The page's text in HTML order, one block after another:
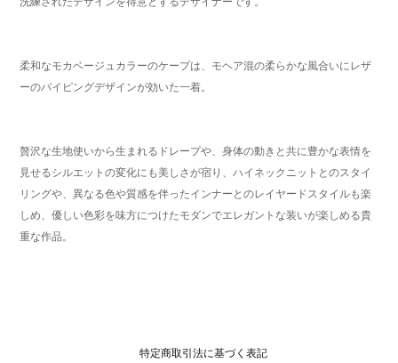
柔和なモカベージュカラーのケープは、モヘア混の柔らかな風合いにレザ
ーのパイピングデザインが効いた一着。
贅沢な生地使いから生まれるドレープや、身体の動きと共に豊かな表情を
見せるシルエットの変化にも美しさが宿り、ハイネックニットとのスタイ
リングや、異なる色や質感を伴ったインナーとのレイヤードスタイルも楽
しめ、優しい色彩を味方につけたモダンでエレガントな装いが楽しめる貴
重な作品。
特定商取引法に基づく表記